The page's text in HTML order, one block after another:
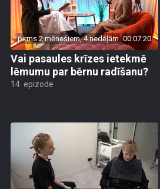
pirms 2 mēnešiem, 4 nedēļām 00:07:20
Vai pasaules krīzes ietekmē
lēmumu par bērnu radīšanu?
14. epizode